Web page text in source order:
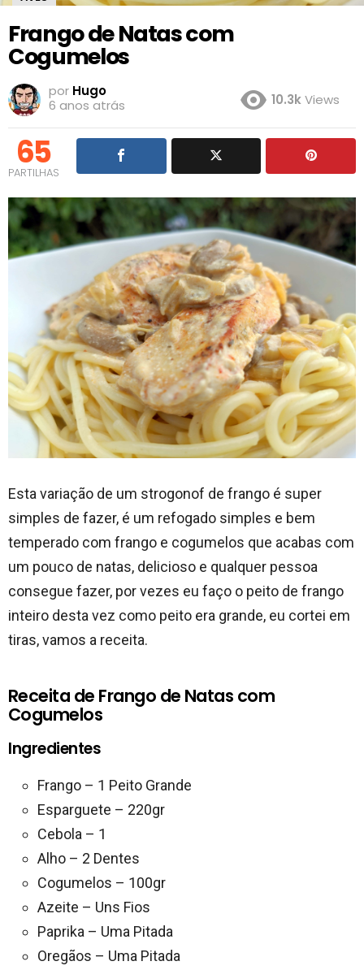
Frango de Natas com
Cogumelos
por Hugo
6 anos atrás
10.3kViews
65
PARTILHAS
Esta variação de um strogonof de frango é super
simples de fazer, é um refogado simples e bem
temperado com frango e cogumelos que acabas com
um pouco de natas, delicioso e qualquer pessoa
consegue fazer, por vezes eu faço o peito de frango
inteiro desta vez como peito era grande, eu cortei em
tiras, vamos a receita.
Receita de Frango de Natas com
Cogumelos
Ingredientes
Frango – 1 Peito Grande
Esparguete – 220gr
Cebola – 1
Alho – 2 Dentes
Cogumelos – 100gr
Azeite – Uns Fios
Paprika – Uma Pitada
Oregãos – Uma Pitada